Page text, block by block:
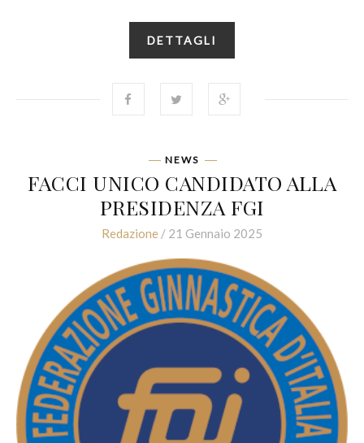
DETTAGLI
NEWS
FACCI UNICO CANDIDATO ALLA
PRESIDENZA FGI
Redazione / 21 Gennaio 2025